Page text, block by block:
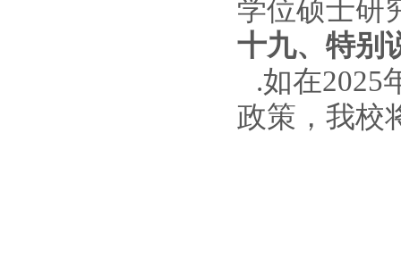
学位硕士研
十九、特别
.如在2025
政策，我校